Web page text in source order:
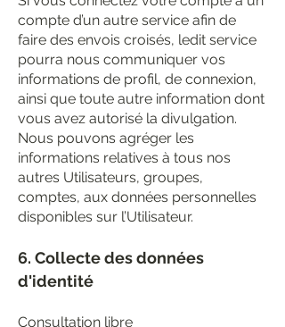
compte d’un autre service afin de
faire des envois croisés, ledit service
pourra nous communiquer vos
informations de profil, de connexion,
ainsi que toute autre information dont
vous avez autorisé la divulgation.
Nous pouvons agréger les
informations relatives à tous nos
autres Utilisateurs, groupes,
comptes, aux données personnelles
disponibles sur l’Utilisateur.
6. Collecte des données
d'identité
Consultation libre